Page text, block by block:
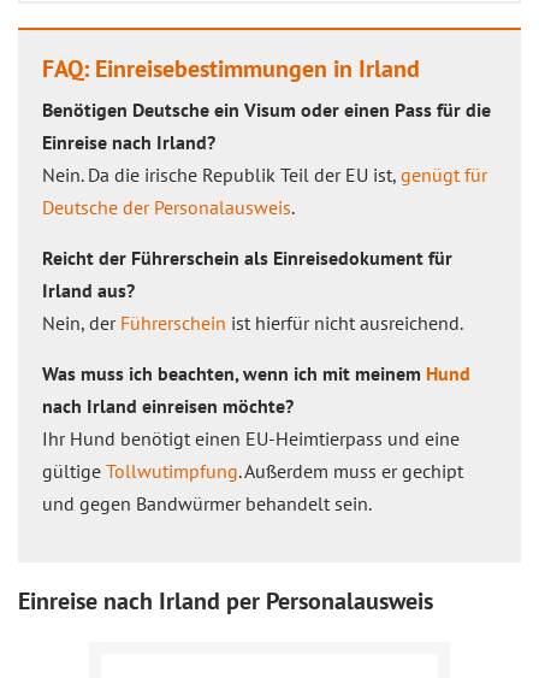
FAQ: Einreisebestimmungen in Irland
Benötigen Deutsche ein Visum oder einen Pass für die
Einreise nach Irland?
Nein. Da die irische Republik Teil der EU ist, genügt für
Deutsche der Personalausweis.
Reicht der Führerschein als Einreisedokument für
Irland aus?
Nein, der Führerschein ist hierfür nicht ausreichend.
Was muss ich beachten, wenn ich mit meinem Hund
nach Irland einreisen möchte?
Ihr Hund benötigt einen EU-Heimtierpass und eine
gültige Tollwutimpfung. Außerdem muss er gechipt
und gegen Bandwürmer behandelt sein.
Einreise nach Irland per Personalausweis